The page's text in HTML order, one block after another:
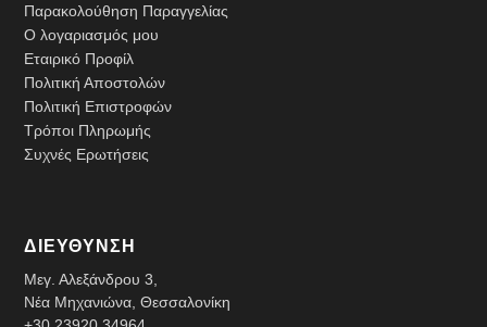
Παρακολούθηση Παραγγελίας
Ο λογαριασμός μου
Εταιρικό Προφίλ
Πολιτική Αποστολών
Πολιτική Επιστροφών
Τρόποι Πληρωμής
Συχνές Ερωτήσεις
ΔΙΕΥΘΥΝΣΗ
Μεγ. Αλεξάνδρου 3,
Νέα Μηχανιώνα, Θεσσαλονίκη